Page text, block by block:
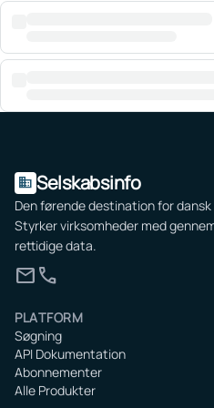
domain Selskabsinfo
Den førende destination for
Styrker virksomheder med
rettidige data.
mailcall
PLATFORM
Søgning
API Dokumentation
Abonnementer
Alle Produkter